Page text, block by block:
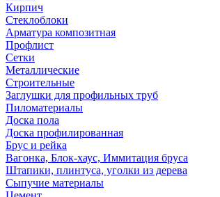
Кирпич
Стеклоблоки
Арматура композитная
Профлист
Сетки
Металлические
Строительные
Заглушки для профильных труб
Пиломатериалы
Доска пола
Доска профилированная
Брус и рейка
Вагонка, Блок-хаус, Иммитация бруса
Штапики, плинтуса, уголки из дерева
Сыпучие материалы